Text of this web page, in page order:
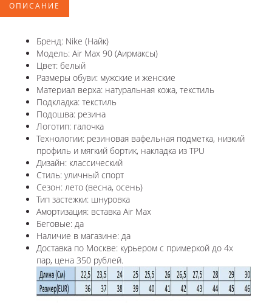
ОПИСАНИЕ
Бренд: Nike (Найк)
Модель: Air Max 90 (Аирмаксы)
Цвет: белый
Размеры обуви: мужские и женские
Материал верха: натуральная кожа, текстиль
Подкладка: текстиль
Подошва: резина
Логотип: галочка
Технологии: резиновая вафельная подметка, низкий
профиль и мягкий бортик, накладка из TPU
Дизайн: классический
Стиль: уличный спорт
Сезон: лето (весна, осень)
Тип застежки: шнуровка
Амортизация: вставка Air Max
Беговые: да
Наличие в магазине: да
Доставка по Москве: курьером с примеркой до 4х
пар, цена 350 рублей.